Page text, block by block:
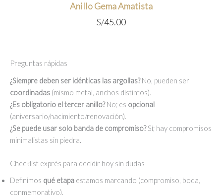
Anillo Gema Amatista
S/45.00
Preguntas rápidas
¿Siempre deben ser idénticas las argollas?No, pueden ser
coordinadas (mismo metal, anchos distintos).
¿Es obligatorio el tercer anillo?No; es opcional
(aniversario/nacimiento/renovación).
¿Se puede usar solo banda de compromiso?Sí; hay compromisos
minimalistas sin piedra.
Checklist exprés para decidir hoy sin dudas
Definimos qué etapa estamos marcando (compromiso, boda,
conmemorativo).